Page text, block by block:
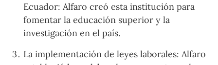
Ecuador: Alfaro creó esta institución para
fomentar la educación superior y la
investigación en el país.
La implementación de leyes laborales: Alfaro